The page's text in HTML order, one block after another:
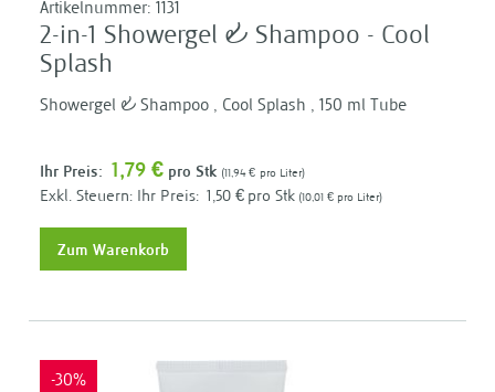
Artikelnummer: 1131
2-in-1 Showergel & Shampoo - Cool
Splash
Showergel & Shampoo , Cool Splash , 150 ml Tube
Ihr Preis: 1,79 € pro Stk 11,94 € pro Liter
Ihr Preis: 1,50 € pro Stk 10,01 € pro Liter
Zum Warenkorb
-30%